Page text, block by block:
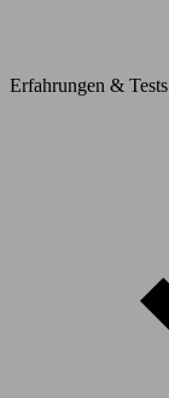
Erfahrungen & Tests